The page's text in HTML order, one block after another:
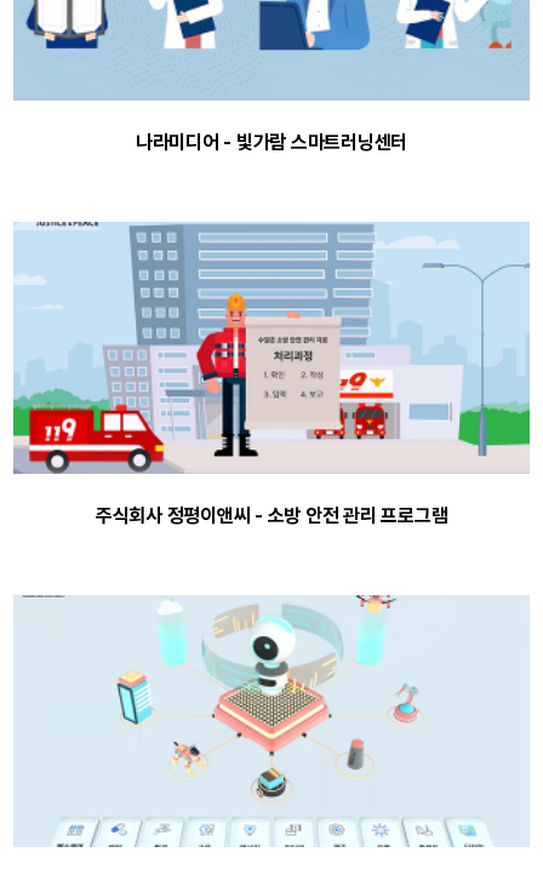
나라미디어 - 빛가람 스마트러닝센터
주식회사 정평이앤씨 - 소방 안전 관리 프로그램